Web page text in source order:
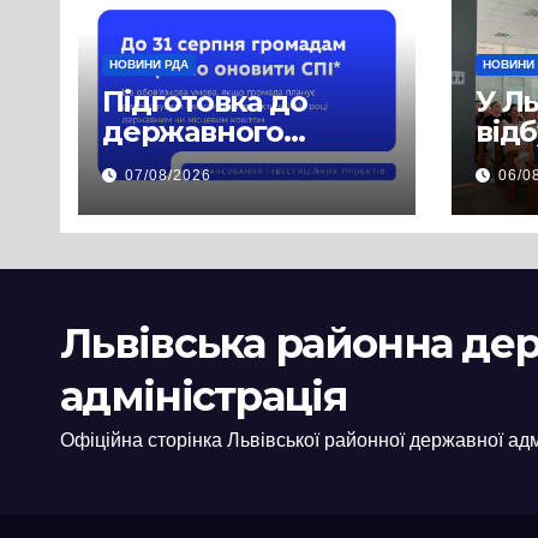
НОВИНИ РДА
Підготовка до
державного
фінансування на
2027 рік уже
триває
07/08/2026
НОВИНИ
У
06/
Львівська районна
адміністрація
Офіційна сторінка Львівської районної державної